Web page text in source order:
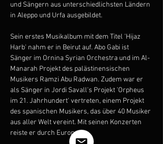
und Sängern aus unterschiedlichsten Ländern
in Aleppo und Urfa ausgebildet.
Sein erstes Musikalbum mit dem Titel 'Hijaz
Harb' nahm er in Beirut auf. Abo Gabi ist
Sänger im Ornina Syrian Orchestra und im Al-
Manarah Projekt des palästinensischen
Musikers Ramzi Abu Radwan. Zudem war er
als Sänger in Jordi Savall's Projekt 'Orpheus
im 21. Jahrhundert' vertreten, einem Projekt
des spanischen Musikers, das über 40 Musiker
aus aller Welt vereint. Mit seinen Konzerten
reiste er durch Europa.